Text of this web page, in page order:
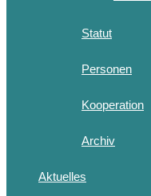
Statut
Personen
Kooperation
Archiv
Aktuelles